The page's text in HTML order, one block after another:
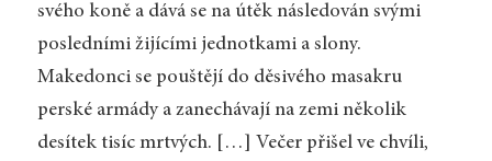
svého koně a dává se na útěk následován svými
posledními žijícími jednotkami a slony.
Makedonci se pouštějí do děsivého masakru
perské armády a zanechávají na zemi několik
desítek tisíc mrtvých. […] Večer přišel ve chvíli,